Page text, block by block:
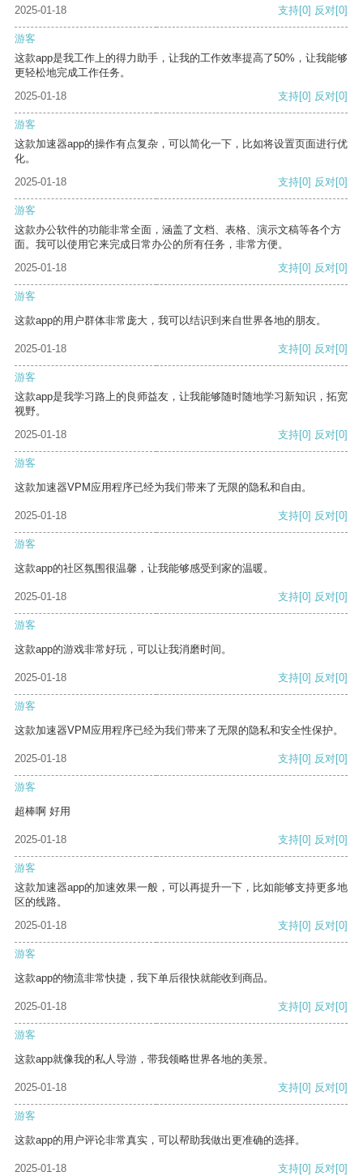
2025-01-18 支持[0] 反对[0]
游客
这款app是我工作上的得力助手，让我的工作效率提高了50%，让我能够
更轻松地完成工作任务。
2025-01-18
支持[0] 反对[0]
游客
这款加速器app的操作有点复杂，可以简化一下，比如将设置页面进行优
化。
2025-01-18
支持[0] 反对[0]
游客
这款办公软件的功能非常全面，涵盖了文档、表格、演示文稿等各个方
面。我可以使用它来完成日常办公的所有任务，非常方便。
2025-01-18
支持[0] 反对[0]
游客
这款app的用户群体非常庞大，我可以结识到来自世界各地的朋友。
2025-01-18 支持[0] 反对[0]
游客
这款app是我学习路上的良师益友，让我能够随时随地学习新知识，拓宽
视野。
2025-01-18
支持[0] 反对[0]
游客
这款加速器VPM应用程序已经为我们带来了无限的隐私和自由。
2025-01-18 支持[0] 反对[0]
游客
这款app的社区氛围很温馨，让我能够感受到家的温暖。
2025-01-18 支持[0] 反对[0]
游客
这款app的游戏非常好玩，可以让我消磨时间。
2025-01-18 支持[0] 反对[0]
游客
这款加速器VPM应用程序已经为我们带来了无限的隐私和安全性保护。
2025-01-18 支持[0] 反对[0]
游客
超棒啊 好用
2025-01-18 支持[0] 反对[0]
游客
这款加速器app的加速效果一般，可以再提升一下，比如能够支持更多地
区的线路。
2025-01-18
支持[0] 反对[0]
游客
这款app的物流非常快捷，我下单后很快就能收到商品。
2025-01-18 支持[0] 反对[0]
游客
这款app就像我的私人导游，带我领略世界各地的美景。
2025-01-18 支持[0] 反对[0]
游客
这款app的用户评论非常真实，可以帮助我做出更准确的选择。
2025-01-18 支持[0] 反对[0]